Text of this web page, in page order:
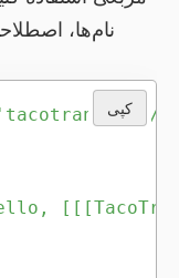
نام‌ها،
کپی
'tacotranslate/